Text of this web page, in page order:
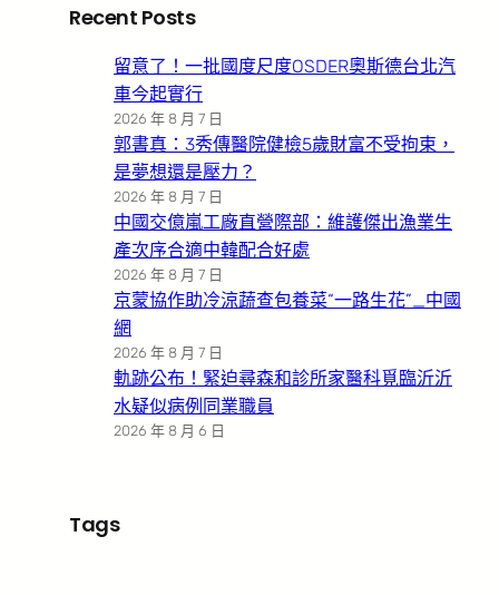
Recent Posts
留意了！一批國度尺度OSDER奧斯德台北汽
車今起實行
2026 年 8 月 7 日
郭書真：3秀傳醫院健檢5歲財富不受拘束，
是夢想還是壓力？
2026 年 8 月 7 日
中國交億嵐工廠直營際部：維護傑出漁業生
產次序合適中韓配合好處
2026 年 8 月 7 日
京蒙協作助冷涼蔬查包養菜“一路生花”_中國
網
2026 年 8 月 7 日
軌跡公布！緊迫尋森和診所家醫科覓臨沂沂
水疑似病例同業職員
2026 年 8 月 6 日
Tags